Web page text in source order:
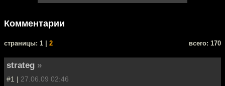
Комментарии
cтраницы: 1 | 2 всего: 170
strateg »
#1 | 27.06.09 02:46